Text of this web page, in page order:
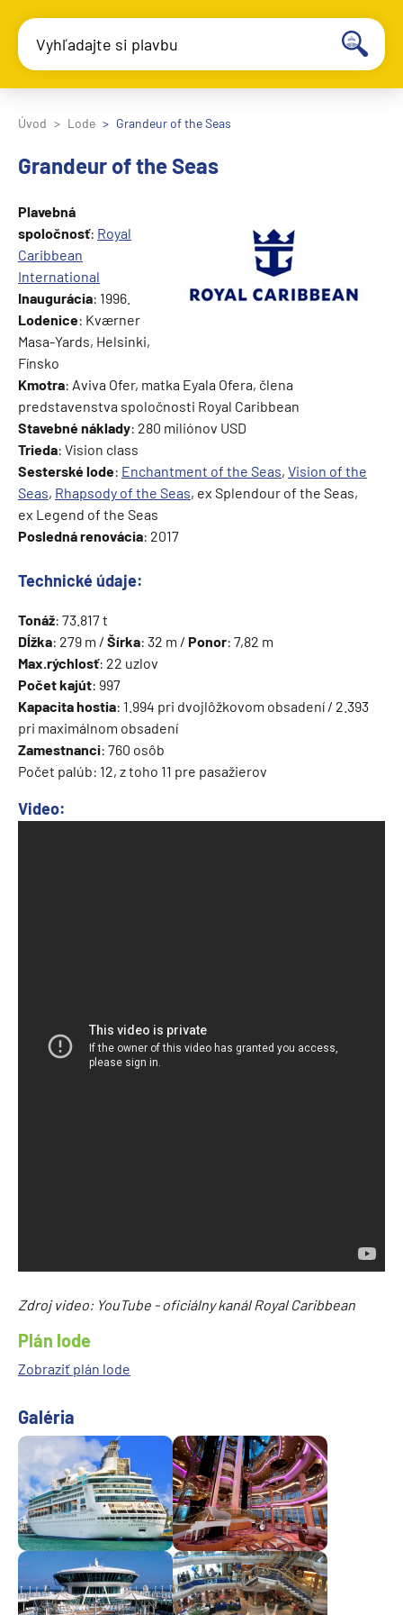
Vyhľadajte si plavbu
Úvod Lode Grandeur of the Seas
Grandeur of the Seas
Plavebná
spoločnosť: Royal
Caribbean
International
Inaugurácia: 1996.
Lodenice: Kværner
Masa-Yards, Helsinki,
Fínsko
Kmotra: Aviva Ofer, matka Eyala Ofera, člena
predstavenstva spoločnosti Royal Caribbean
Stavebné náklady: 280 miliónov USD
Trieda: Vision class
Sesterské lode: Enchantment of the Seas, Vision of the
Seas, Rhapsody of the Seas, ex Splendour of the Seas,
ex Legend of the Seas
Posledná renovácia: 2017
Technické údaje:
Tonáž: 73.817 t
Dĺžka: 279 m / Šírka: 32 m / Ponor: 7,82 m
Max.rýchlosť: 22 uzlov
Počet kajút: 997
Kapacita hostia: 1.994 pri dvojlôžkovom obsadení / 2.393
pri maximálnom obsadení
Zamestnanci: 760 osôb
Počet palúb: 12, z toho 11 pre pasažierov
Video:
Zdroj video: YouTube - oficiálny kanál Royal Caribbean
Plán lode
Zobraziť plán lode
Galéria